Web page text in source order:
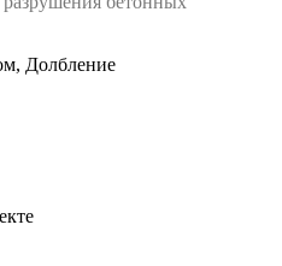
Долбление